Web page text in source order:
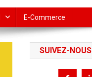
E-Commerce
SUIVEZ-NOUS